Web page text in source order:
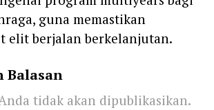
guna memastikan
elit berjalan berkelanjutan.
Balasan
tidak akan dipublikasikan.